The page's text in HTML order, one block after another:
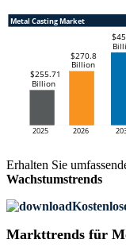
Erhalten Sie
Wachstumstrends
Markttrends für